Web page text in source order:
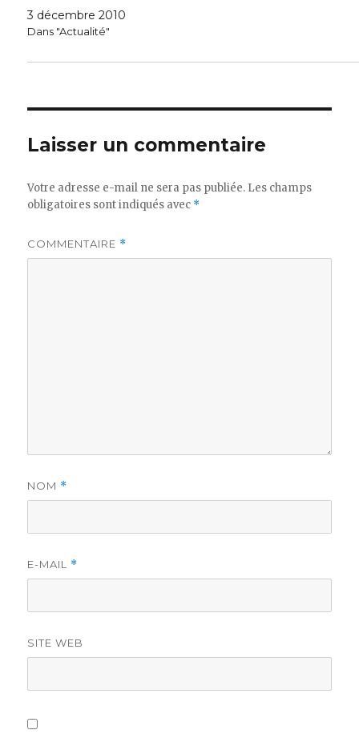
Jacques Colombier Valérie Colombier Edouard…
3 décembre 2010
Dans "Actualité"
Laisser un commentaire
Votre adresse e-mail ne sera pas publiée. Les champs
obligatoires sont indiqués avec *
COMMENTAIRE *
NOM *
E-MAIL *
SITE WEB